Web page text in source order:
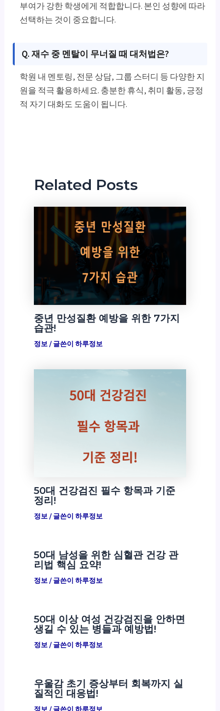
부여가 강한 학생에게 적합합니다. 본인 성향에 따라
선택하는 것이 중요합니다.
Q. 재수 중 멘탈이 무너질 때 대처법은?
학원 내 멘토링, 전문 상담, 그룹 스터디 등 다양한 지
원을 적극 활용하세요. 충분한 휴식, 취미 활동, 긍정
적 자기 대화도 도움이 됩니다.
Related Posts
중년 만성질환 예방을 위한 7가지
습관!
정보/ 글쓴이 하루정보
50대 건강검진 필수 항목과 기준
정리!
정보/ 글쓴이 하루정보
50대 남성을 위한 심혈관 건강 관
리법 핵심 요약!
정보/ 글쓴이 하루정보
50대 이상 여성 건강검진을 안하면
생길 수 있는 병들과 예방법!
정보/ 글쓴이 하루정보
우울감 초기 증상부터 회복까지 실
질적인 대응법!
정보 / 글쓴이 하루정보